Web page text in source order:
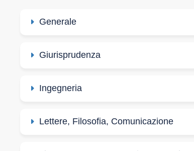
Generale
Giurisprudenza
Ingegneria
Lettere, Filosofia, Comunicazione